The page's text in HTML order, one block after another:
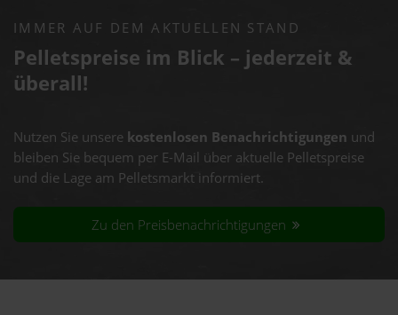
IMMER AUF DEM AKTUELLEN STAND
Pelletspreise im Blick – jederzeit &
überall!
Nutzen Sie unsere kostenlosen Benachrichtigungen und
bleiben Sie bequem per E-Mail über aktuelle Pelletspreise
und die Lage am Pelletsmarkt informiert.
Zu den Preisbenachrichtigungen